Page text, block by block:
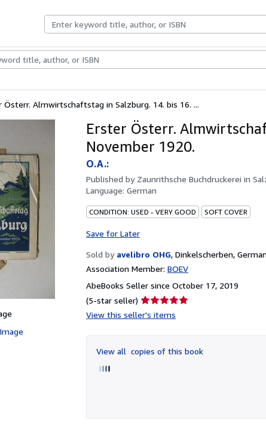
Rare BooksArt & Collectibles
Österr. Almwirtschaftstag in Salzburg. 14. bis 16. ...
Erster Österr.
November 1920.
O.A.:
Published by Zaunrithsche Buchdruckerei in
Language: German
CONDITION: USED - VERY GOOD SOFT COVER
Save for Later
Sold by avelibro OHG, Dinkelscherben,
Association Member: BOEV
AbeBooks Seller since October 17, 2019
(5-star seller) Seller
rating
of
5
View this seller's items
View all copies of this book